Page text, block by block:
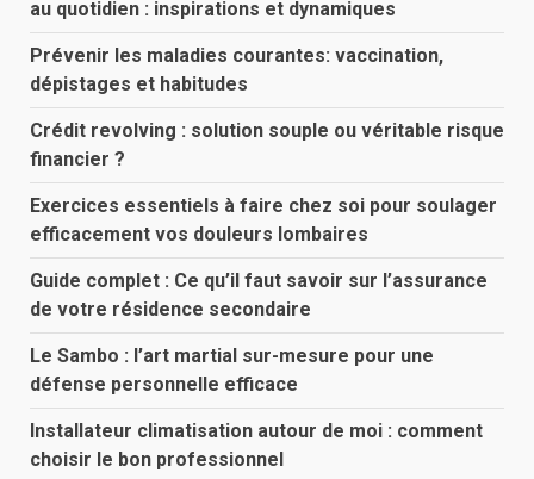
au quotidien : inspirations et dynamiques
Prévenir les maladies courantes: vaccination,
dépistages et habitudes
Crédit revolving : solution souple ou véritable risque
financier ?
Exercices essentiels à faire chez soi pour soulager
efficacement vos douleurs lombaires
Guide complet : Ce qu’il faut savoir sur l’assurance
de votre résidence secondaire
Le Sambo : l’art martial sur-mesure pour une
défense personnelle efficace
Installateur climatisation autour de moi : comment
choisir le bon professionnel